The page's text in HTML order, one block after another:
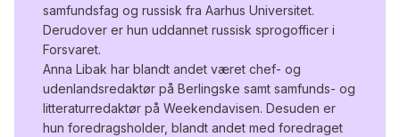
samfundsfag og russisk fra Aarhus Universitet.
Derudover er hun uddannet russisk sprogofficer i
Forsvaret.
Anna Libak har blandt andet været chef- og
udenlandsredaktør på Berlingske samt samfunds- og
litteraturredaktør på Weekendavisen. Desuden er
hun foredragsholder, blandt andet med foredraget